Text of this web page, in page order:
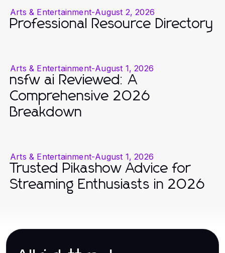
Arts & Entertainment-August 2, 2026
Professional Resource Directory
Arts & Entertainment-August 1, 2026
nsfw ai Reviewed: A
Comprehensive 2026
Breakdown
Arts & Entertainment-August 1, 2026
Trusted Pikashow Advice for
Streaming Enthusiasts in 2026